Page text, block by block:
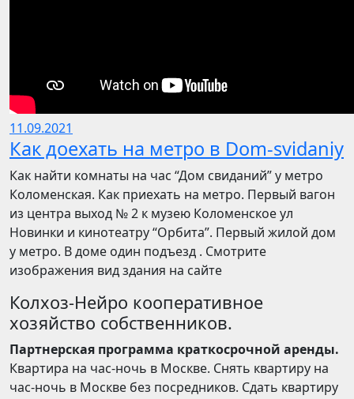
11.09.2021
Как доехать на метро в Dom-svidaniy
Как найти комнаты на час “Дом свиданий” у метро
Коломенская. Как приехать на метро. Первый вагон
из центра выход № 2 к музею Коломенское ул
Новинки и кинотеатру “Орбита”. Первый жилой дом
у метро. В доме один подъезд . Смотрите
изображения вид здания на сайте
Колхоз-Нейро кооперативное
хозяйство собственников.
Партнерская программа краткосрочной аренды.
Квартира на час-ночь в Москве. Снять квартиру на
час-ночь в Москве без посредников. Сдать квартиру